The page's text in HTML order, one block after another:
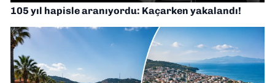
105 yıl hapisle aranıyordu: Kaçarken yakalandı!